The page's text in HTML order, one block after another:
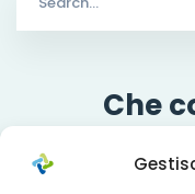
for:
Che